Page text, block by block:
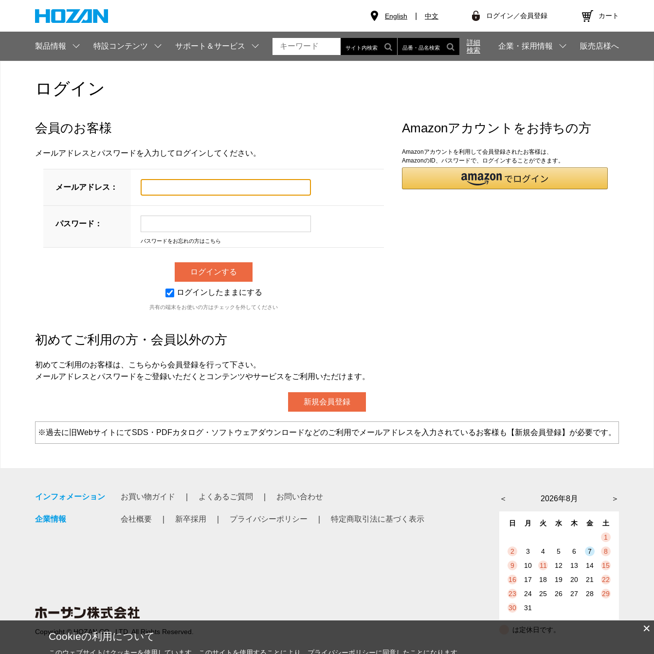
English 中文 ログイン／会員登録 カート
製品情報 特設コンテンツ サポート＆サービス サイト内検索 品番・品名検索
詳細
検索
企業・採用情報 販売店様へ
ログイン
会員のお客様
メールアドレスとパスワードを入力してログインしてください。
メールアドレス：
パスワード：
パスワードをお忘れの方はこちら
ログインしたままにする
共有の端末をお使いの方はチェックを外してください
Amazonアカウントをお持ちの方
Amazonアカウントを利用して会員登録されたお客様は、
AmazonのID、パスワードで、ログインすることができます。
初めてご利用の方・会員以外の方
初めてご利用のお客様は、こちらから会員登録を行って下さい。
メールアドレスとパスワードをご登録いただくとコンテンツやサービスをご利用いただけます。
※過去に旧WebサイトにてSDS・PDFカタログ・ソフトウェアダウンロードなどのご利用でメールアドレスを入力されているお客様も【新規会員登録】が必要です。
インフォメーション お買い物ガイド よくあるご質問 お問い合わせ
企業情報 会社概要 新卒採用 プライバシーポリシー 特定商取引法に基づく表示
Copyright © HOZAN CO., LTD. All Rights Reserved.
＜ ＞
2026年8月
日 月 火 水 木 金
土
1
2
3 4 5 6 7
8
9
10 11 12 13 14
15
16
17 18 19 20 21
22
23
24 25 26 27 28
29
30
31
は定休日です。 ✕
Cookieの利用について